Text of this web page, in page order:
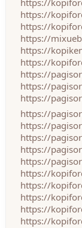
https://
https://
https://
https://
https://
https://
https://
https://
https://
https://
https://
https://
https://
https://
https://
https://
https://
https://
https://